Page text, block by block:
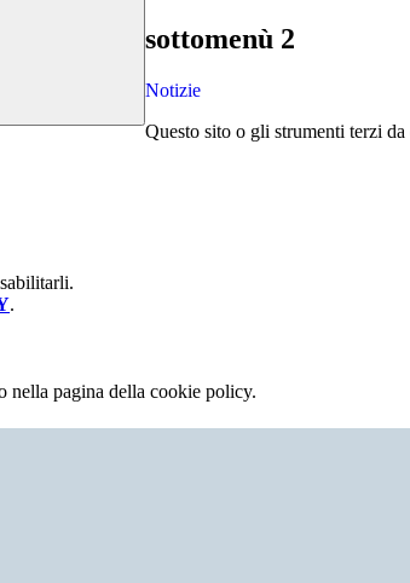
sottomenù 2
Notizie
Questo sito o gli strumenti terzi
.
nella pagina della cookie policy.